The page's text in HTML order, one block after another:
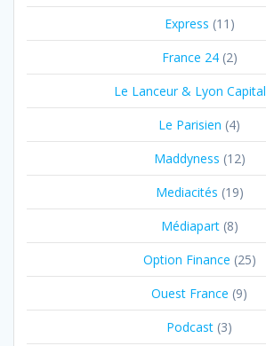
Express (11)
France 24(2)
Le Lanceur & Lyon Capital
Le Parisien (4)
Maddyness (12)
Mediacités (19)
Médiapart(8)
Option Finance (25)
Ouest France (9)
Podcast (3)